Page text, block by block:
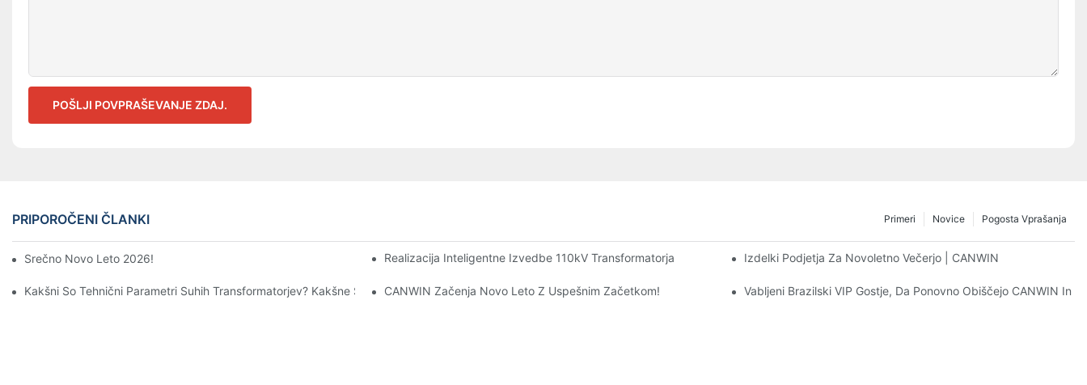
POŠLJI POVPRAŠEVANJE ZDAJ.
PRIPOROČENI ČLANKI Pogosta Vprašanja
Novice
Primeri
Srečno Novo Leto 2026! Realizacija Inteligentne Izvedbe 110kV Transformatorja Izdelki Podjetja Za Novoletno Večerjo | CANWIN
Kakšni So Tehnični Parametri Suhih Transformatorjev? Kakšne So Njihove Funkcije?1CANWIN Začenja Novo Leto Z Uspešnim Začetkom! Vabljeni Brazilski VIP Gostje, Da Ponovno Obiščejo CANWIN In